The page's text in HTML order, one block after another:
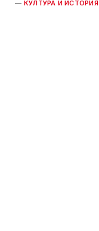
КУЛТУРА И ИСТОРИЯ